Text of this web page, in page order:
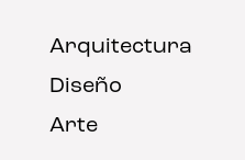
Arquitectura
Diseño
Arte